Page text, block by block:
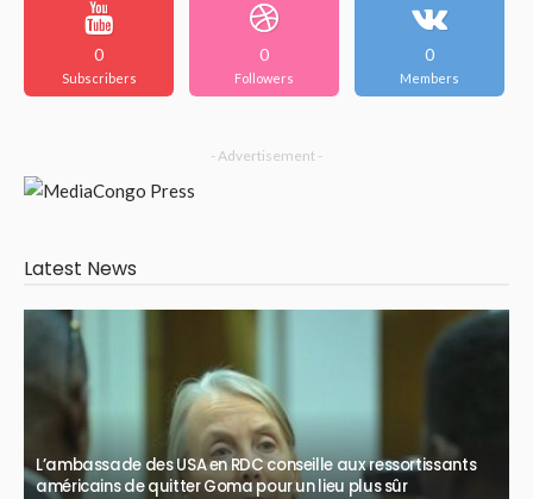
0
Subscribers
0
Followers
0
Members
- Advertisement -
Latest News
L’ambassade des USA en RDC conseille aux ressortissants
américains de quitter Goma pour un lieu plus sûr